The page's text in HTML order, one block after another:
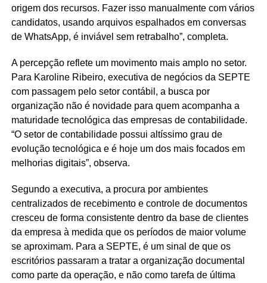
origem dos recursos. Fazer isso manualmente com vários
candidatos, usando arquivos espalhados em conversas
de WhatsApp, é inviável sem retrabalho”, completa.
A percepção reflete um movimento mais amplo no setor.
Para Karoline Ribeiro, executiva de negócios da SEPTE
com passagem pelo setor contábil, a busca por
organização não é novidade para quem acompanha a
maturidade tecnológica das empresas de contabilidade.
“O setor de contabilidade possui altíssimo grau de
evolução tecnológica e é hoje um dos mais focados em
melhorias digitais”, observa.
Segundo a executiva, a procura por ambientes
centralizados de recebimento e controle de documentos
cresceu de forma consistente dentro da base de clientes
da empresa à medida que os períodos de maior volume
se aproximam. Para a SEPTE, é um sinal de que os
escritórios passaram a tratar a organização documental
como parte da operação, e não como tarefa de última